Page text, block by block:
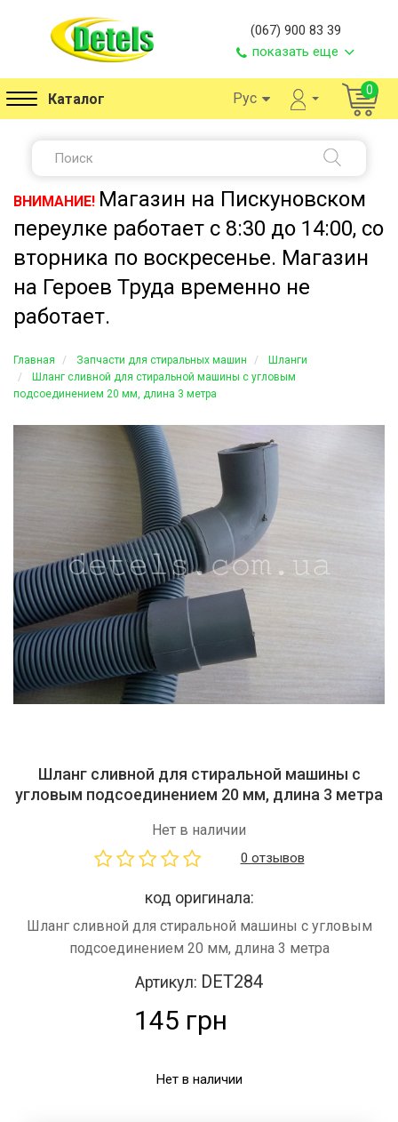
(067) 900 83 39
показать еще
Каталог Рус 0
ВНИМАНИЕ! Магазин на Пискуновском
переулке работает с 8:30 до 14:00, со
вторника по воскресенье. Магазин
на Героев Труда временно не
работает.
Главная Запчасти для стиральных машин
Шланги
Шланг сливной для стиральной машины с угловым
подсоединением 20 мм, длина 3 метра
Шланг сливной для стиральной машины с
угловым подсоединением 20 мм, длина 3 метра
Нет в наличии
0 отзывов
код оригинала:
Шланг сливной для стиральной машины с угловым
подсоединением 20 мм, длина 3 метра
Артикул: DET284
145 грн
Нет в наличии